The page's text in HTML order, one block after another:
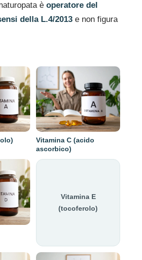
è operatore del
della L.4/2013 e non figura
Vitamina C (acido
ascorbico)
Vitamina E
(tocoferolo)